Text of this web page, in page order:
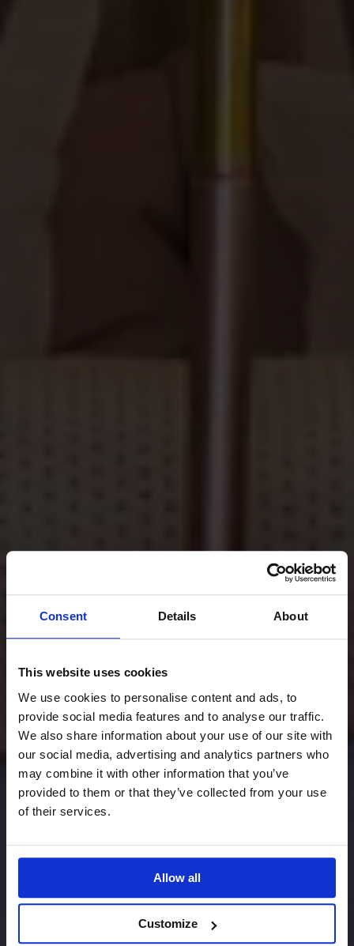
Consent Details About
This website uses cookies
We use cookies to personalise content and ads, to
provide social media features and to analyse our traffic.
We also share information about your use of our site with
our social media, advertising and analytics partners who
may combine it with other information that you’ve
provided to them or that they’ve collected from your use
of their services.
Allow all
Customize